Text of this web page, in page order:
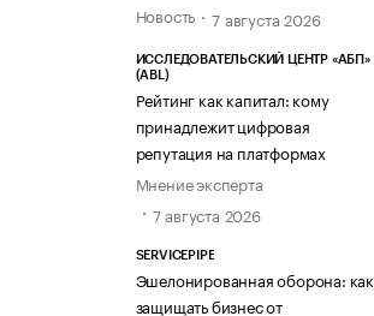
Новость
7 августа 2026
ИССЛЕДОВАТЕЛЬСКИЙ ЦЕНТР «АБП»
(ABL)
Рейтинг как капитал: кому
принадлежит цифровая
репутация на платформах
Мнение эксперта
7 августа 2026
SERVICEPIPE
Эшелонированная оборона: как
защищать бизнес от